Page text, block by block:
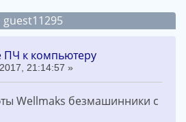
guest11295
к компьютеру
21:14:57 »
Wellmaks безмашинники с